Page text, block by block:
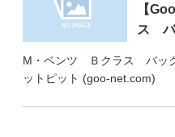
【
ス バ
M・ベンツ Ｂクラス バッ
ットピット (goo-net.com)